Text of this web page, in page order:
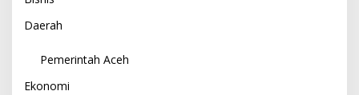
Daerah
Pemerintah Aceh
Ekonomi